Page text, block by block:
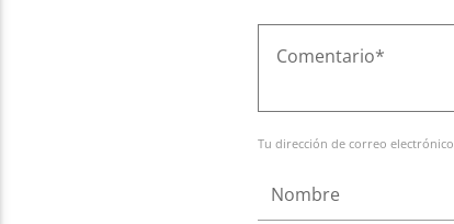
Tu dirección de correo